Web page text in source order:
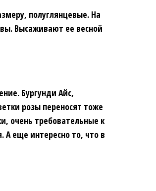
полуглянцевые. На
Высаживают ее весной
Бургунди Айс,
розы переносят тоже
очень требовательные к
А еще интересно то, что в